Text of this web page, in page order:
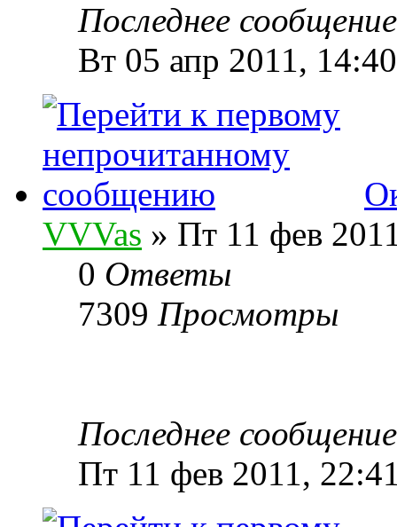
Последнее
Вт 05 апр 2011, 14:40
VVVas » Пт 11 фев
0 Ответы
7309 Просмотры
Последнее
Пт 11 фев 2011,